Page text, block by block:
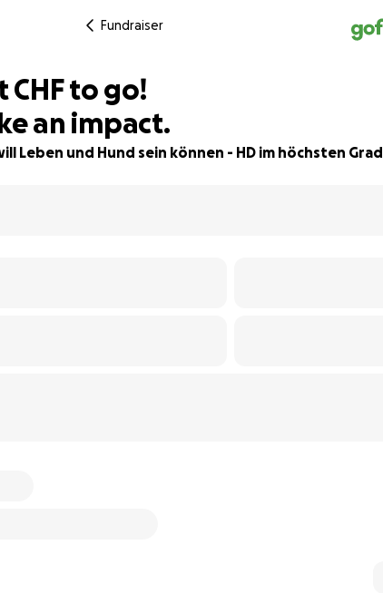
Fundraiser
CHF245
CHFto go!
an impact.
Leben und Hund sein können - HD im höchsten Grad